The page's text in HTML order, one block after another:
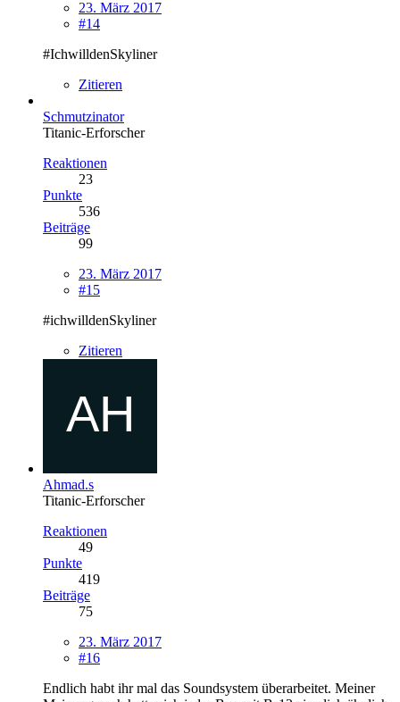
23. März 2017
#14
#IchwilldenSkyliner
Zitieren
Schmutzinator
Titanic-Erforscher
Reaktionen
23
Punkte
536
Beiträge
99
23. März 2017
#15
#ichwilldenSkyliner
Zitieren
Ahmad.s
Titanic-Erforscher
Reaktionen
49
Punkte
419
Beiträge
75
23. März 2017
#16
Endlich habt ihr mal das Soundsystem überarbeitet. Meiner